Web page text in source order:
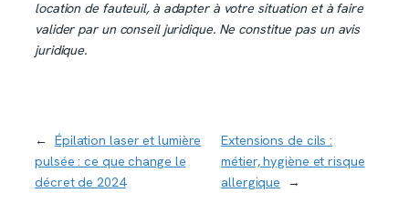
location de fauteuil, à adapter à votre situation et à faire
valider par un conseil juridique. Ne constitue pas un avis
juridique.
← Épilation laser et lumière
pulsée : ce que change le
décret de 2024
Extensions de cils :
métier, hygiène et risque
allergique
→